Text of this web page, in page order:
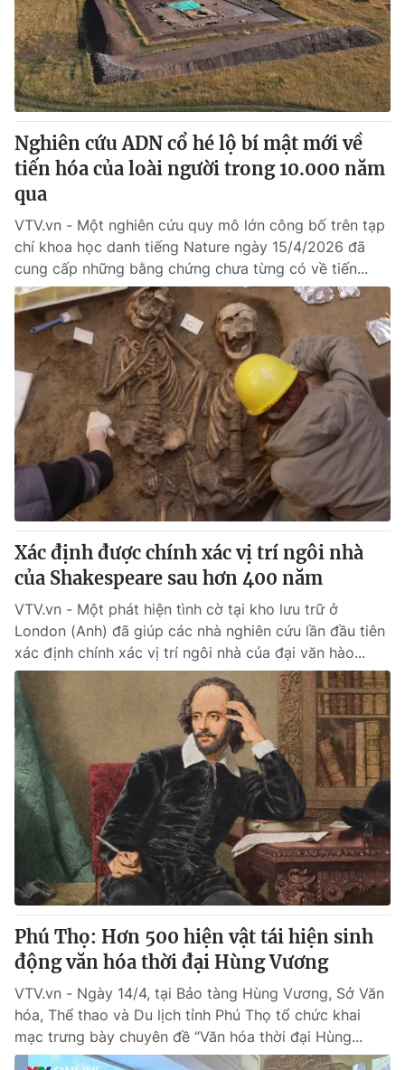
VTV Sức khoẻ Bất động sản
Thị trường 24h Tấm lòng Việt
VTV4 Vươn mình bằng AI
Liên hệ tòa soạn English
THỜI BÁO VTV
Theo dõi báo trên
Cơ quan chủ quản: Đài Truyền hình Việt Nam
Cơ quan báo chí:Thời báo VTV
Giấy phép hoạt động báo in và báo điện tử số 483/GP-BTTTT
cấp ngày 29/12/2023
Tổng Biên tập:Vũ Thanh Thủy
Phó Tổng Biên tập:Nguyễn Thị Mỹ Hạnh, Phạm Quốc Thắng,
Nguyễn Trọng Ninh
Tổng đài VTV:
024.38 355 931 - 024.38 355 932
Ðiện thoại Thời báo VTV: 024.66 897 897
Email:toasoan@vtv.vn
Liên hệ quảng cáo:024-7300.7108
® Cấm sao chép dưới mọi hình thức nếu không có sự chấp
thuận bằng văn bản. Ghi rõ nguồn VTV.vn khi phát hành lại
thông tin từ website này.
Nghiên cứu ADN cổ hé lộ bí mật mới về
tiến hóa của loài người trong 10.000 năm
qua
VTV.vn - Một nghiên cứu quy mô lớn công bố trên tạp
chí khoa học danh tiếng Nature ngày 15/4/2026 đã
cung cấp những bằng chứng chưa từng có về tiến...
Xác định được chính xác vị trí ngôi nhà
của Shakespeare sau hơn 400 năm
VTV.vn - Một phát hiện tình cờ tại kho lưu trữ ở
London (Anh) đã giúp các nhà nghiên cứu lần đầu tiên
xác định chính xác vị trí ngôi nhà của đại văn hào...
Phú Thọ: Hơn 500 hiện vật tái hiện sinh
động văn hóa thời đại Hùng Vương
VTV.vn - Ngày 14/4, tại Bảo tàng Hùng Vương, Sở Văn
hóa, Thể thao và Du lịch tỉnh Phú Thọ tổ chức khai
mạc trưng bày chuyên đề “Văn hóa thời đại Hùng...